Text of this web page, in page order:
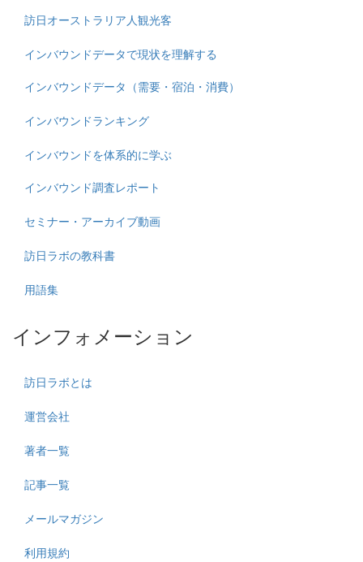
訪日オーストラリア人観光客
インバウンドデータで現状を理解する
インバウンドデータ（需要・宿泊・消費）
インバウンドランキング
インバウンドを体系的に学ぶ
インバウンド調査レポート
セミナー・アーカイブ動画
訪日ラボの教科書
用語集
インフォメーション
訪日ラボとは
運営会社
著者一覧
記事一覧
メールマガジン
利用規約